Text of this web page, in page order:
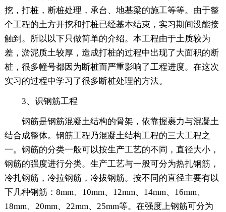
挖，打桩，断桩处理，承台、地基梁的施工等等。由于整
个工程的土方开挖和打桩已经基本结束，实习期间没能接
触到。所以以下只做简单的介绍。本工程由于土质较为
差，淤泥质土较厚，造成打桩的过程中出现了大面积的断
桩，很多幢号都因为断桩而严重影响了工程进度。在这次
实习的过程中学习了很多断桩处理的方法。
3、识钢筋工程
钢筋是钢筋混凝土结构的骨架，依靠握裹力与混凝土
结合成整体。钢筋工程乃混凝土结构工程的三大工程之
一。钢筋的分类一般可以按生产工艺的不同，直径大小，
钢筋的强度进行分类。生产工艺与一般可分为热扎钢筋，
冷扎钢筋，冷拉钢筋，冷拔钢筋。按不同的直径主要有以
下几种钢筋：8mm、10mm、12mm、14mm、16mm、
18mm、20mm、22mm、25mm等。在强度上钢筋可分为